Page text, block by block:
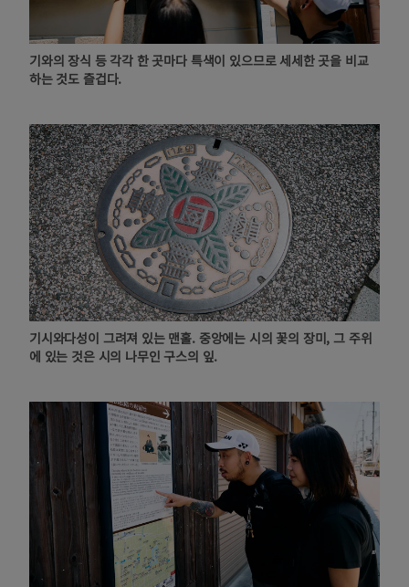
기와의 장식 등 각각 한 곳마다 특색이 있으므로 세세한 곳을 비교
하는 것도 즐겁다.
기시와다성이 그려져 있는 맨홀. 중앙에는 시의 꽃의 장미, 그 주위
에 있는 것은 시의 나무인 구스의 잎.